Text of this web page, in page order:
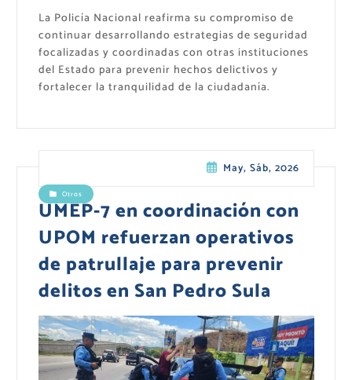
La Policía Nacional reafirma su compromiso de
continuar desarrollando estrategias de seguridad
focalizadas y coordinadas con otras instituciones
del Estado para prevenir hechos delictivos y
fortalecer la tranquilidad de la ciudadanía.
May, Sáb, 2026
Otros
UMEP-7 en coordinación con
UPOM refuerzan operativos
de patrullaje para prevenir
delitos en San Pedro Sula